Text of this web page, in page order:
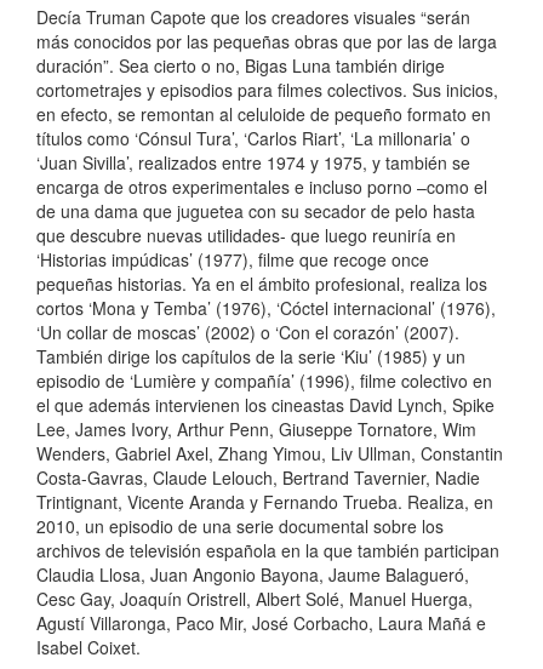
Decía Truman Capote que los creadores visuales “serán
más conocidos por las pequeñas obras que por las de larga
duración”. Sea cierto o no, Bigas Luna también dirige
cortometrajes y episodios para filmes colectivos. Sus inicios,
en efecto, se remontan al celuloide de pequeño formato en
títulos como ‘Cónsul Tura’, ‘Carlos Riart’, ‘La millonaria’ o
‘Juan Sivilla’, realizados entre 1974 y 1975, y también se
encarga de otros experimentales e incluso porno –como el
de una dama que juguetea con su secador de pelo hasta
que descubre nuevas utilidades- que luego reuniría en
‘Historias impúdicas’ (1977), filme que recoge once
pequeñas historias. Ya en el ámbito profesional, realiza los
cortos ‘Mona y Temba’ (1976), ‘Cóctel internacional’ (1976),
‘Un collar de moscas’ (2002) o ‘Con el corazón’ (2007).
También dirige los capítulos de la serie ‘Kiu’ (1985) y un
episodio de ‘Lumière y compañía’ (1996), filme colectivo en
el que además intervienen los cineastas David Lynch, Spike
Lee, James Ivory, Arthur Penn, Giuseppe Tornatore, Wim
Wenders, Gabriel Axel, Zhang Yimou, Liv Ullman, Constantin
Costa-Gavras, Claude Lelouch, Bertrand Tavernier, Nadie
Trintignant, Vicente Aranda y Fernando Trueba. Realiza, en
2010, un episodio de una serie documental sobre los
archivos de televisión española en la que también participan
Claudia Llosa, Juan Angonio Bayona, Jaume Balagueró,
Cesc Gay, Joaquín Oristrell, Albert Solé, Manuel Huerga,
Agustí Villaronga, Paco Mir, José Corbacho, Laura Mañá e
Isabel Coixet.